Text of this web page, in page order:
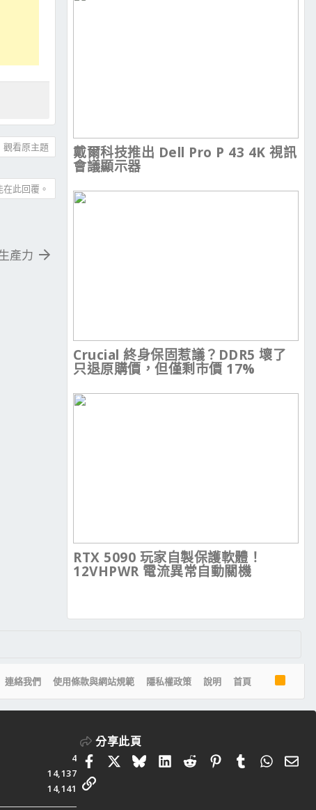
觀看原主題
此回覆。
產力
戴爾科技推出 Dell Pro P 43 4K 視訊
會議顯示器
Crucial 終身保固惹議？DDR5 壞了
只退原購價，但僅剩市價 17%
RTX 5090 玩家自製保護軟體！
12VHPWR 電流異常自動關機
連絡我們 使用條款與網站規範 隱私權政策 說明 首頁
S
4
14,137
14,141
分享此頁
FacebookBlueskyLinkedIn
RedditPinterestTumblr 電
連結